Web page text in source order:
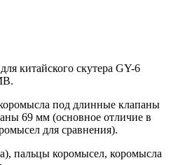
китайского скутера GY-6
под длинные клапаны
69 мм (основное отличие в
для сравнения).
пальцы коромысел, коромысла